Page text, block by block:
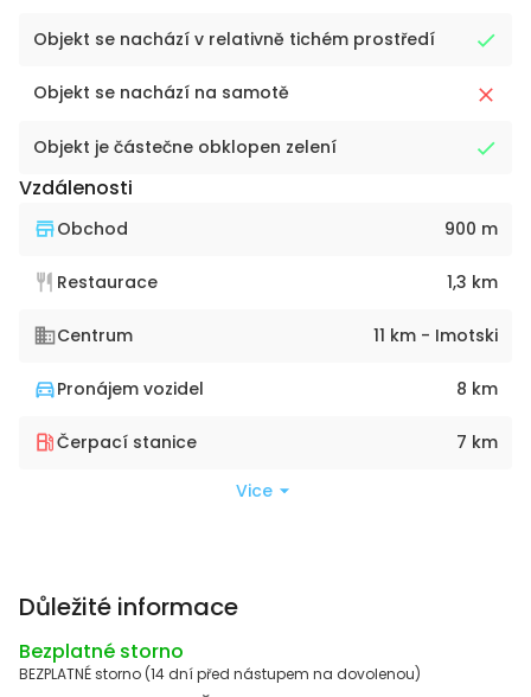
Objekt se nachází v relativně tichém prostředí
Objekt se nachází na samotě
Objekt je částečne obklopen zelení
Vzdálenosti
Obchod 900 m
Restaurace 1,3 km
Centrum 11 km - Imotski
Pronájem vozidel 8 km
Čerpací stanice 7 km
Vice
Důležité informace
Bezplatné storno
BEZPLATNÉ storno (14 dní před nástupem na dovolenou)